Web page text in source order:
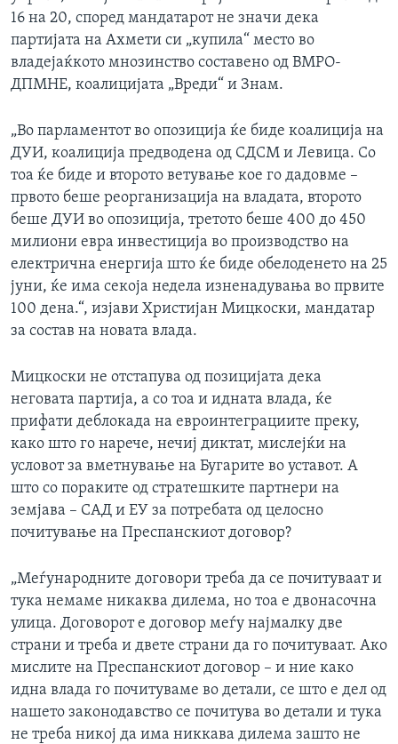
16 на 20, според мандатарот не значи дека
партијата на Ахмети си „купила“ место во
владејаќкото мнозинство составено од ВМРО-
ДПМНЕ, коалицијата „Вреди“ и Знам.
„Во парламентот во опозиција ќе биде коалиција на
ДУИ, коалиција предводена од СДСМ и Левица. Со
тоа ќе биде и второто ветување кое го дадовме –
првото беше реорганизација на владата, второто
беше ДУИ во опозиција, третото беше 400 до 450
милиони евра инвестиција во производство на
електрична енергија што ќе биде обелоденето на 25
јуни, ќе има секоја недела изненадувања во првите
100 дена.“, изјави Христијан Мицкоски, мандатар
за состав на новата влада.
Мицкоски не отстапува од позицијата дека
неговата партија, а со тоа и идната влада, ќе
прифати деблокада на евроинтеграциите преку,
како што го нарече, нечиј диктат, мислејќи на
условот за вметнување на Бугарите во уставот. А
што со пораките од стратешките партнери на
земјава – САД и ЕУ за потребата од целосно
почитување на Преспанскиот договор?
„Меѓународните договори треба да се почитуваат и
тука немаме никаква дилема, но тоа е двонасочна
улица. Договорот е договор меѓу најмалку две
страни и треба и двете страни да го почитуваат. Ако
мислите на Преспанскиот договор – и ние како
идна влада го почитуваме во детали, се што е дел од
нашето законодавство се почитува во детали и тука
не треба никој да има никкава дилема зашто не